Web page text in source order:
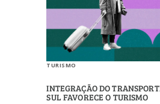
TURISMO
INTEGRAÇÃO DO
SUL FAVORECE O TURISMO